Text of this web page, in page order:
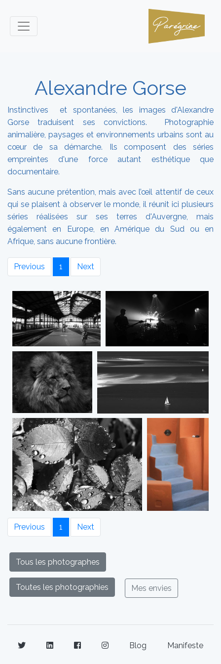
Alexandre Gorse
Instinctives et spontanées, les images d'Alexandre
Gorse traduisent ses convictions. Photographie
animalière, paysages et environnements urbains sont au
cœur de sa démarche. Ils composent des séries
empreintes d'une force autant esthétique que
documentaire.
Sans aucune prétention, mais avec l’œil attentif de ceux
qui se plaisent à observer le monde, il réunit ici plusieurs
séries réalisées sur ses terres d'Auvergne, mais
également en Europe, en Amérique du Sud ou en
Afrique, sans aucune frontière.
Previous 1 Next
Previous 1 Next
Tous les photographes
Toutes les photographies Mes envies
Blog Manifeste